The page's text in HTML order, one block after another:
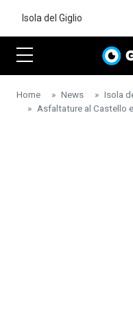
Isola del Giglio
Home News Isola
Asfaltature al Castello